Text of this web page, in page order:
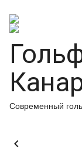
Современный
